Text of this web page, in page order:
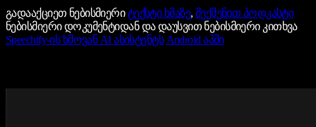
გადააქციეთ ნებისმიერიტექსტი ხმაზე, შექმენით პოდკასტი
ნებისმიერი დოკუმენტიდან და დაუსვით ნებისმიერი კითხვა
Speechify-ის ხმოვან AI ასისტენტს Android აპში